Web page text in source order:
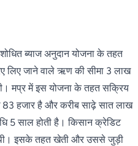
ब्याज अनुदान योजना के तहत
लिए जाने वाले ऋण की सीमा 3 लाख
मप्र में इस योजना के तहत सक्रिय
83 हजार है और करीब साढ़े सात लाख
5 साल होती है। किसान क्रेडिट
इसके तहत खेती और उससे जुड़ी